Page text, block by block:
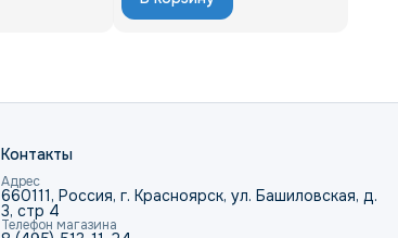
Контакты
Адрес
660111, Россия, г. Красноярск, ул. Башиловская, д.
3, стр 4
Телефон магазина